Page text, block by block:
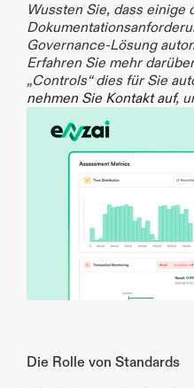
Wussten Sie, dass einige
Governance-Lösung
Erfahren Sie mehr
„Controls“ dies für Sie
nehmen Sie Kontakt auf,
Die Rolle von Standards